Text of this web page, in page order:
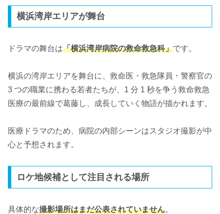
横浜湾岸エリアが舞台
ドラマの舞台は「横浜湾岸病院の救命救急科」です。
横浜の湾岸エリアを舞台に、救命医・救急隊員・警察官の
3 つの職業に携わる若者たちが、1 分 1 秒を争う救命救急
医療の最前線で葛藤し、成長していく物語が描かれます。
医療ドラマのため、病院の内部シーンはスタジオ撮影が中
心と予想されます。
ロケ地候補として注目される場所
具体的な撮影場所はまだ公表されていません。